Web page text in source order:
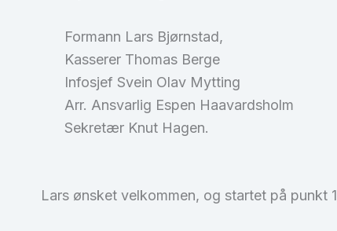
Formann Lars Bjørnstad,
Kasserer Thomas Berge
Infosjef Svein Olav Mytting
Arr. Ansvarlig Espen Haavardsholm
Sekretær Knut Hagen.
Lars ønsket velkommen, og startet på punkt